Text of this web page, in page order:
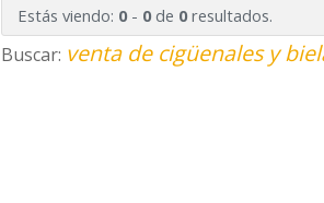
Estás viendo: 0- 0de 0resultados.
Buscar: venta de cigüenales y